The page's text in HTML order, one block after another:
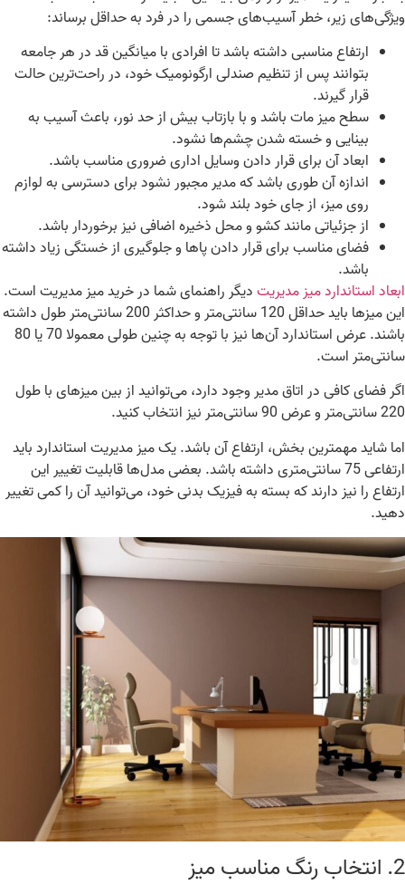
زیر، خطر آسیب‌های جسمی را در فرد به‌حداقل برساند:
ارتفاع مناسبی داشته باشد تا افرادی با میانگین قد در هر جامعه
بتوانند پس از تنظیم صندلی ارگونومیک خود، در راحت‌ترین حالت
قرار گیرند.
سطح میز مات باشد و با بازتاب بیش از حد نور، باعث آسیب به
بینایی و خسته شدن چشم‌ها نشود.
ابعاد آن برای قرار دادن وسایل اداری ضروری مناسب باشد.
اندازه آن طوری باشد که مدیر مجبور نشود برای دسترسی به لوازم
روی میز، از جای خود بلند شود.
از جزئیاتی مانند کشو و محل ذخیره اضافی نیز برخوردار باشد.
فضای مناسب برای قرار دادن پاها و جلوگیری از خستگی زیاد داشته
باشد.
استاندارد میز مدیریتدیگر راهنمای شما در خرید میز مدیریت است.
میزها باید حداقل120 سانتی‌متر و حداکثر200
سانتی‌متر طول داشته
.عرض استاندارد آن‌ها نیز با توجه به چنین طولی معمولا70 یا80
است.
فضای کافی در اتاق مدیر وجود دارد، می‌توانید از بین میزهای با طول
سانتی‌متر و عرض90 سانتی‌متر نیز انتخاب کنید.
شاید مهمترین بخش، ارتفاع آن باشد. یک میز مدیریت استاندارد باید
75سانتی‌متری داشته باشد.بعضی مدل‌ها قابلیت تغییر این
را نیز دارند که بسته به فیزیک بدنی خود، می‌توانید آن را کمی تغییر
.
رنگ مناسب میز